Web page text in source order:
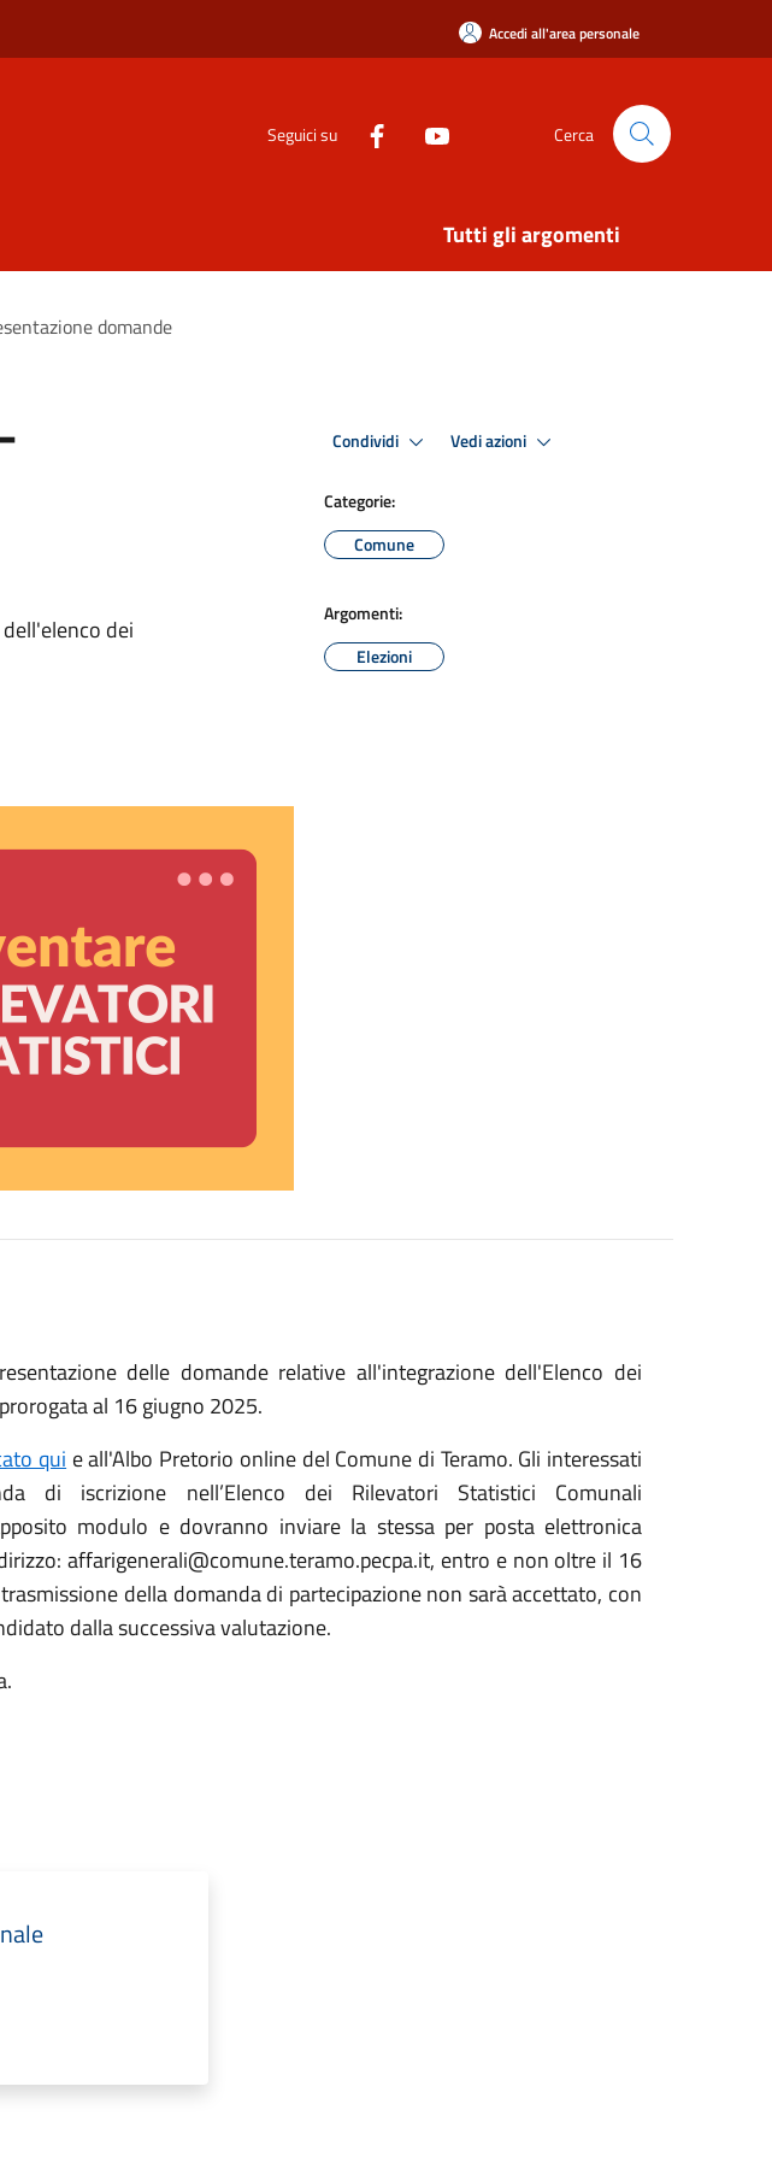
Accedi all'area personale
Seguici su Cerca
Tutti gli argomenti
domande
dei
Condividi Vedi azioni
Categorie:
Comune
Argomenti:
Elezioni
delle domande relative all'integrazione dell'Elenco dei
al 16 giugno 2025.
qui e all'Albo Pretorio online del Comune di Teramo. Gli interessati
di iscrizione nell’Elenco dei Rilevatori Statistici Comunali
modulo e dovranno inviare la stessa per posta elettronica
affarigenerali@comune.teramo.pecpa.it, entro e non oltre il 16
della domanda di partecipazione non sarà accettato, con
dalla successiva valutazione.